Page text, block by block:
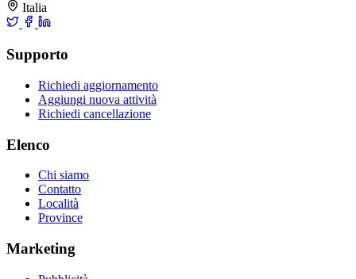
Italia
Supporto
Richiedi aggiornamento
Aggiungi nuova attività
Richiedi cancellazione
Elenco
Chi siamo
Contatto
Località
Province
Marketing